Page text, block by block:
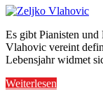
Es gibt Pianisten
Vlahovic vereint
Lebensjahr widmet
Weiterlesen